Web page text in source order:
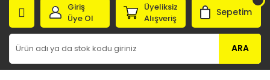
ARA
Giriş
Üye Ol
Üyeliksiz
Alışveriş
Sepetim